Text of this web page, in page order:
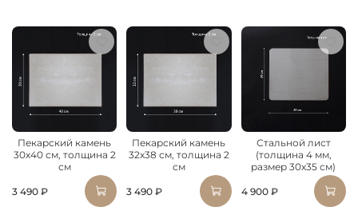
Пекарский камень
30х40 см, толщина 2
см
3 490 ₽
Пекарский камень
32х38 см, толщина 2
см
3 490 ₽
Стальной лист
(толщина 4 мм,
размер 30х35 см)
4 900 ₽